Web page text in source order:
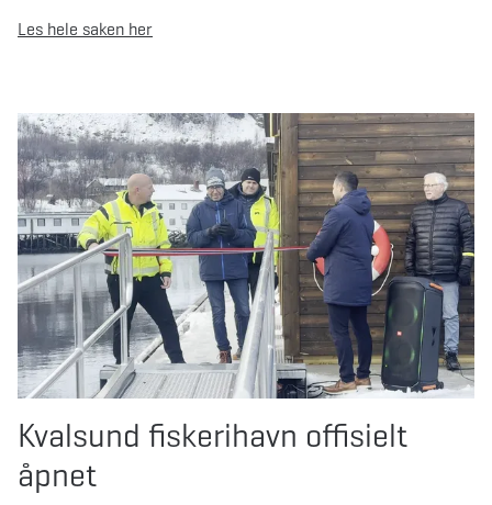
Les hele saken her
Kvalsund fiskerihavn offisielt
åpnet